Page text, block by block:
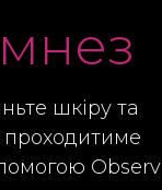
шкіру та
проходитиме
Observ